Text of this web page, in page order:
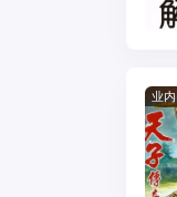
业内